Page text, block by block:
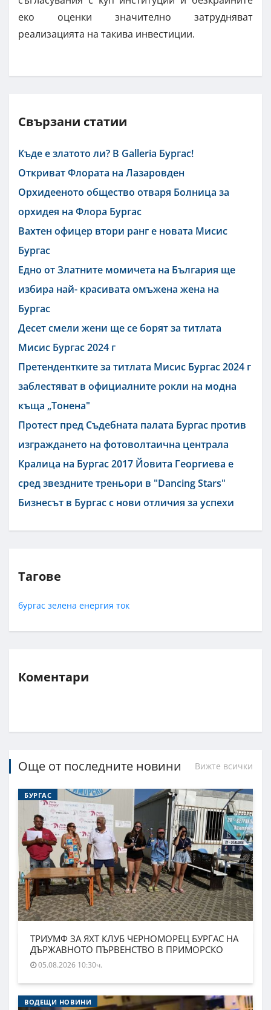
еко оценки значително затрудняват
реализацията на такива инвестиции.
Свързани статии
Къде е златото ли? В Galleria Бургас!
Откриват Флората на Лазаровден
Орхидееното общество отваря Болница за
орхидея на Флора Бургас
Вахтен офицер втори ранг е новата Мисис
Бургас
Едно от Златните момичета на България ще
избира най- красивата омъжена жена на
Бургас
Десет смели жени ще се борят за титлата
Мисис Бургас 2024 г
Претендентките за титлата Мисис Бургас 2024 г
заблестяват в официалните рокли на модна
къща „Тонена"
Протест пред Съдебната палата Бургас против
изграждането на фотоволтаична централа
Кралица на Бургас 2017 Йовита Георгиева е
сред звездните треньори в "Dancing Stars"
Бизнесът в Бургас с нови отличия за успехи
Тагове
бургас зелена енергия ток
Коментари
Още от последните новини Вижте всички
БУРГАС
ТРИУМФ ЗА ЯХТ КЛУБ ЧЕРНОМОРЕЦ БУРГАС НА
ДЪРЖАВНОТО ПЪРВЕНСТВО В ПРИМОРСКО
05.08.2026 10:30ч.
ВОДЕЩИ НОВИНИ